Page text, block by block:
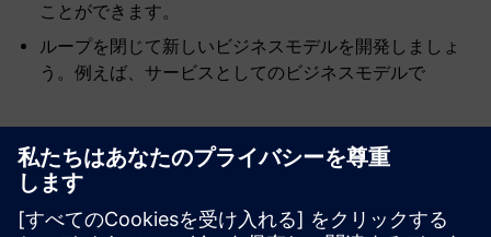
ことができます。
ループを閉じて新しいビジネスモデルを開発しましょ
う。例えば、サービスとしてのビジネスモデルで
リソースと関連製品の詳細